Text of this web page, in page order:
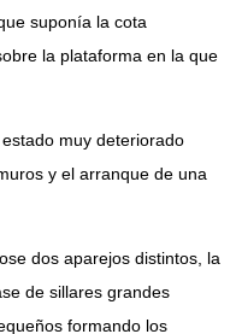
suponía la cota
la plataforma en la que
muy deteriorado
y el arranque de una
dos aparejos distintos, la
de sillares grandes
formando los